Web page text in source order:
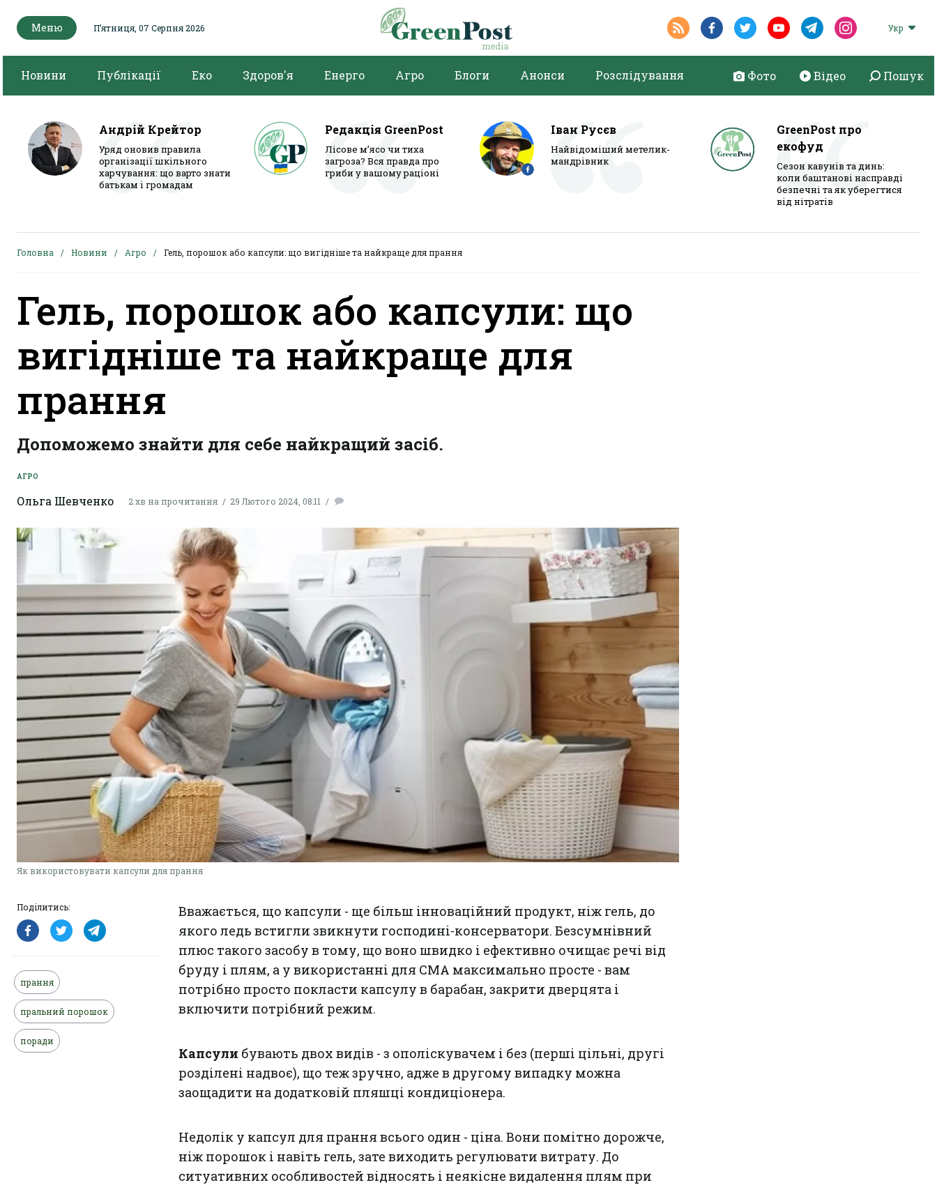
Меню Пʼятниця, 07 Серпня 2026 Укр
Новини Публікації Еко Здоров'я Енерго Агро Блоги Анонси Розслідування Фото Відео Пошук
Андрій Крейтор
Уряд оновив правила
організації шкільного
харчування: що варто знати
батькам і громадам
Редакція GreenPost
Лісове м’ясо чи тиха
загроза? Вся правда про
гриби у вашому раціоні
Іван Русєв
Найвідоміший метелик-
мандрівник
GreenPost про
екофуд
Сезон кавунів та динь:
коли баштанові насправді
безпечні та як уберегтися
від нітратів
Головна Новини Агро Гель, порошок або капсули: що вигідніше та найкраще для прання
Гель, порошок або капсули: що
вигідніше та найкраще для
прання
Допоможемо знайти для себе найкращий засіб.
АГРО
Ольга Шевченко 2 хв на прочитання 29 Лютого 2024, 08:11
Як використовувати капсули для прання
Поділитись:
прання
пральний порошок
поради
Вважається, що капсули - ще більш інноваційний продукт, ніж гель, до
якого ледь встигли звикнути господині-консерватори. Безсумнівний
плюс такого засобу в тому, що воно швидко і ефективно очищає речі від
бруду і плям, а у використанні для СМА максимально просте - вам
потрібно просто покласти капсулу в барабан, закрити дверцята і
включити потрібний режим.
Капсули бувають двох видів - з ополіскувачем і без (перші цільні, другі
розділені надвоє), що теж зручно, адже в другому випадку можна
заощадити на додатковій пляшці кондиціонера.
Недолік у капсул для прання всього один - ціна. Вони помітно дорожче,
ніж порошок і навіть гель, зате виходить регулювати витрату. До
ситуативних особливостей відносять і неякісне видалення плям при